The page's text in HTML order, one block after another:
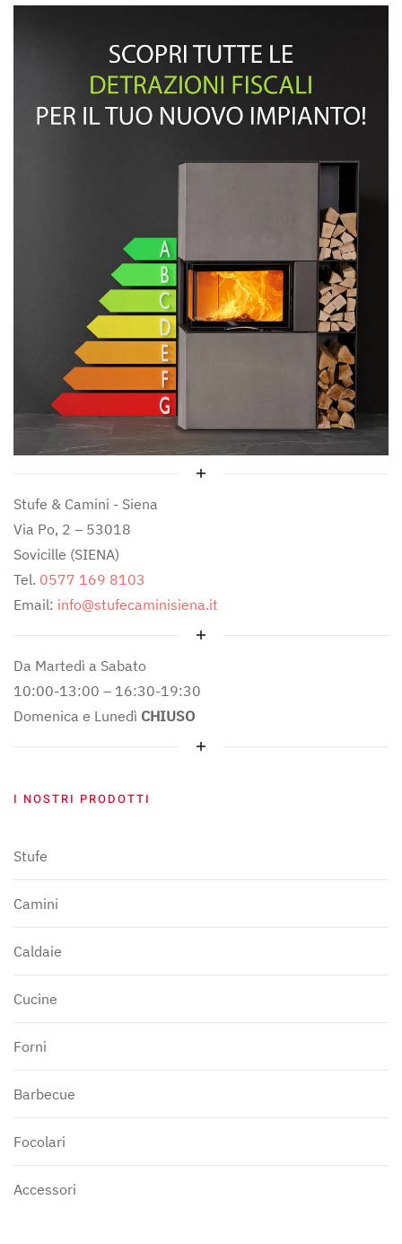
Stufe & Camini - Siena
Via Po, 2 – 53018
Sovicille (SIENA)
Tel. 0577 169 8103
Email: info@stufecaminisiena.it
Da Martedì a Sabato
10:00-13:00 – 16:30-19:30
Domenica e Lunedì CHIUSO
I NOSTRI PRODOTTI
Stufe
Camini
Caldaie
Cucine
Forni
Barbecue
Focolari
Accessori